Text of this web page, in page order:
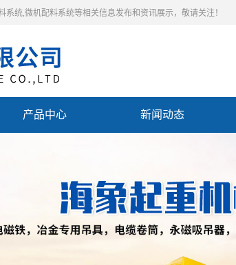
系统,微机配料系统等相关信息发布和资讯展示，敬请关注！
产品中心 新闻动态